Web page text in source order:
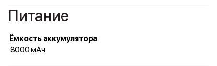
Питание
Ёмкость аккумулятора
8000 мАч